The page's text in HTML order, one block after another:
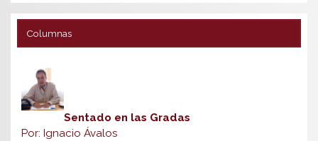
Columnas
Sentado en las Gradas
Por: Ignacio Ávalos